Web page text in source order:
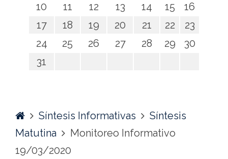
10
11 12 13 14 15
16
17
18 19 20 21 22
23
24
25 26 27 28 29
30
31
HomeSíntesis Informativas
Síntesis
Matutina
Monitoreo Informativo
19/03/2020